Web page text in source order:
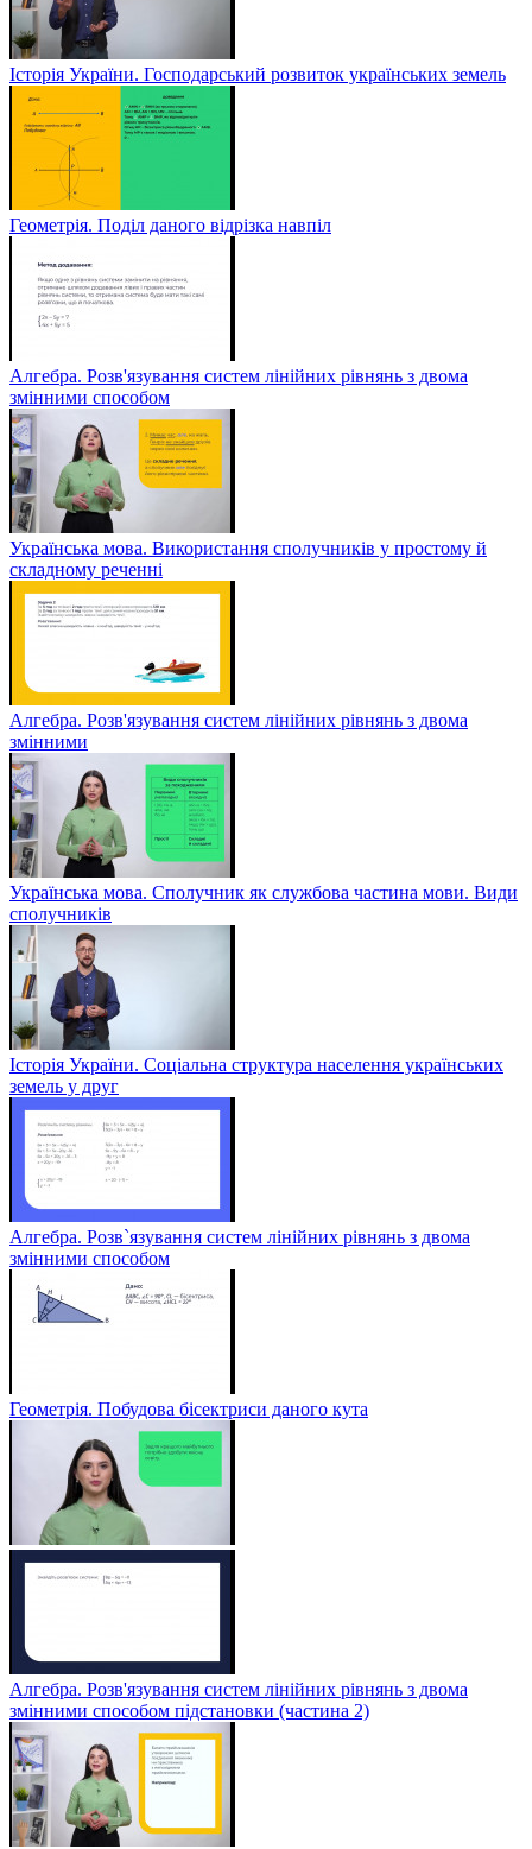
Історія України. Господарський розвиток українських земель
Геометрія. Поділ даного відрізка навпіл
Алгебра. Розв'язування систем лінійних рівнянь з двома
змінними способом
Українська мова. Використання сполучників у простому й
складному реченні
Алгебра. Розв'язування систем лінійних рівнянь з двома
змінними
Українська мова. Сполучник як службова частина мови. Види
сполучників
Історія України. Соціальна структура населення українських
земель у друг
Алгебра. Розв`язування систем лінійних рівнянь з двома
змінними способом
Геометрія. Побудова бісектриси даного кута
Алгебра. Розв'язування систем лінійних рівнянь з двома
змінними способом підстановки (частина 2)